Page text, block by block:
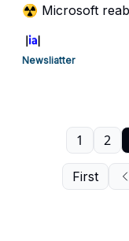
☢️ Microsoft
Newsliatter
First
1 2